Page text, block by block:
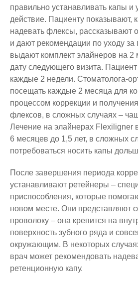
правильно устанавливать капы и
действие. Пациенту показывают,
надевать флексы, рассказывают
и дают рекомендации по уходу за
выдают комплект элайнеров на 2
дату следующего визита.
каждые 2 недели. Стоматолога-
посещать каждые 2 месяца для
процессом коррекции и
флексов, в сложных случаях –
Лечение на элайнерах Flexiligner
6 месяцев до 1,5 лет, в сложных
потребоваться носить капы
После завершения периода
устанавливают ретейнеры –
приспособления, которые
новом месте. Они представляют
проволоку – она крепится на
поверхность зубного ряда и
окружающим. В некоторых
врач может рекомендовать
ретенционную капу.